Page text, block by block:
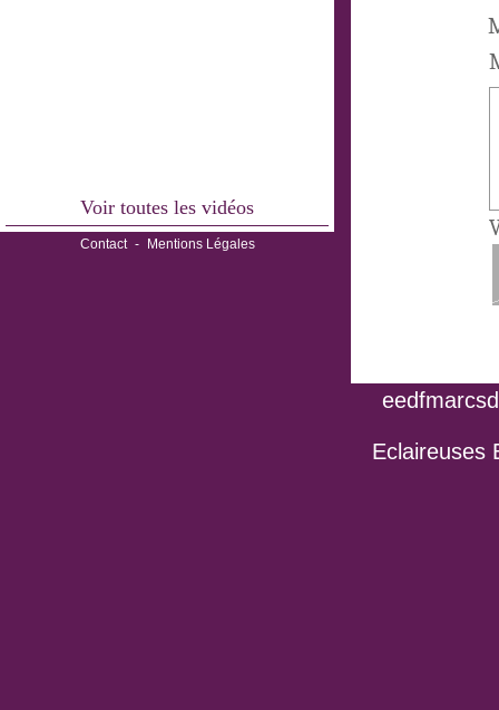
Voir toutes les vidéos
Contact - Mentions Légales
Eclaireuses